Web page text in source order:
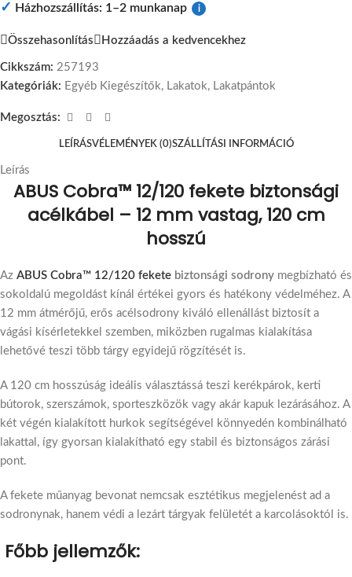
✓ Házhozszállítás: 1–2 munkanap i
Összehasonlítás Hozzáadás a kedvencekhez
Cikkszám: 257193
Kategóriák: Egyéb Kiegészítők, Lakatok, Lakatpántok
Megosztás:
LEÍRÁSVÉLEMÉNYEK (0)SZÁLLÍTÁSI INFORMÁCIÓ
Leírás
ABUS Cobra™ 12/120 fekete biztonsági
acélkábel – 12 mm vastag, 120 cm
hosszú
Az ABUS Cobra™ 12/120 fekete biztonsági sodrony megbízható és
sokoldalú megoldást kínál értékei gyors és hatékony védelméhez. A
12 mm átmérőjű, erős acélsodrony kiváló ellenállást biztosít a
vágási kísérletekkel szemben, miközben rugalmas kialakítása
lehetővé teszi több tárgy egyidejű rögzítését is.
A 120 cm hosszúság ideális választássá teszi kerékpárok, kerti
bútorok, szerszámok, sporteszközök vagy akár kapuk lezárásához. A
két végén kialakított hurkok segítségével könnyedén kombinálható
lakattal, így gyorsan kialakítható egy stabil és biztonságos zárási
pont.
A fekete műanyag bevonat nemcsak esztétikus megjelenést ad a
sodronynak, hanem védi a lezárt tárgyak felületét a karcolásoktól is.
Főbb jellemzők: